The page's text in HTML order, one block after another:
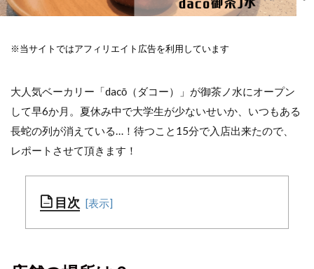
※当サイトではアフィリエイト広告を利用しています
大人気ベーカリー「dacō（ダコー）」が御茶ノ水にオープン
して早6か月。夏休み中で大学生が少ないせいか、いつもある
長蛇の列が消えている…！待つこと15分で入店出来たので、
レポートさせて頂きます！
目次